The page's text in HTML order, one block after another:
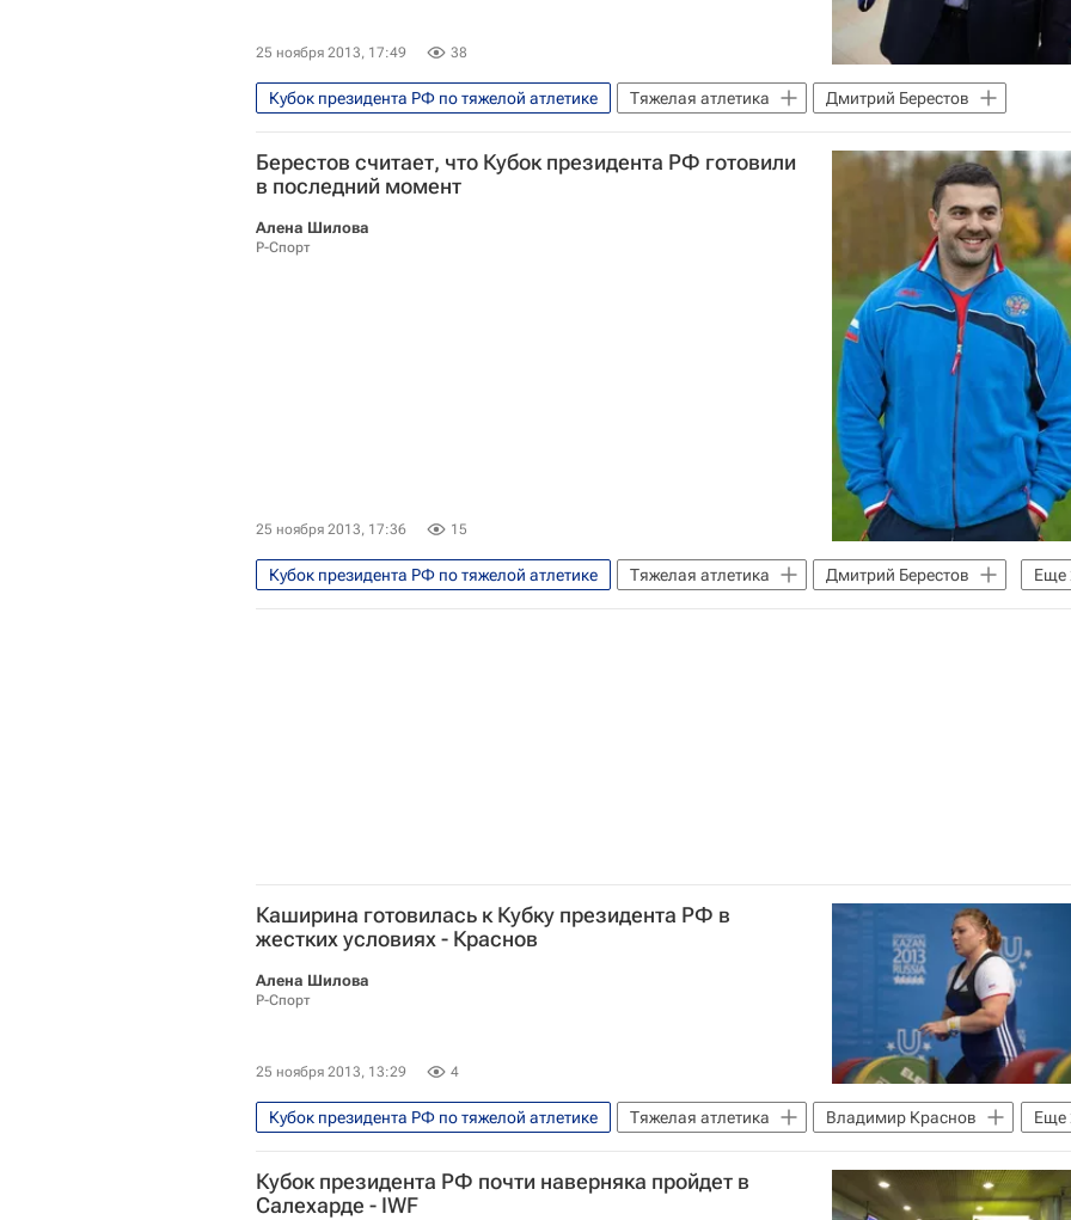
25 ноября 2013, 17:49 38
Кубок президента РФ по тяжелой атлетике Тяжелая атлетика Дмитрий Берестов
Берестов считает, что Кубок президента РФ готовили
в последний момент
Алена Шилова
Р-Спорт
25 ноября 2013, 17:36 15
Еще
Кубок президента РФ по тяжелой атлетике Тяжелая атлетика
Дмитрий Берестов
Кубок президента по тяжёлой атлетике
Татьяна Каширина
Каширина готовилась к Кубку президента РФ в
жестких условиях - Краснов
Алена Шилова
Р-Спорт
25 ноября 2013, 13:29 4
Еще
Кубок президента РФ по тяжелой атлетике Тяжелая атлетика
Владимир Краснов
Кубок президента России по тяжёлой атлетике
Татьяна Каширина
Кубок президента РФ почти наверняка пройдет в
Салехарде - IWF